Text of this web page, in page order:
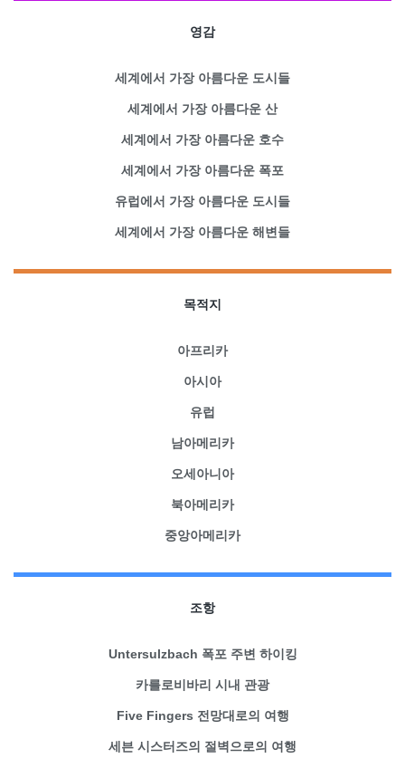
영감
세계에서 가장 아름다운 도시들
세계에서 가장 아름다운 산
세계에서 가장 아름다운 호수
세계에서 가장 아름다운 폭포
유럽에서 가장 아름다운 도시들
세계에서 가장 아름다운 해변들
목적지
아프리카
아시아
유럽
남아메리카
오세아니아
북아메리카
중앙아메리카
조항
Untersulzbach 폭포 주변 하이킹
카를로비바리 시내 관광
Five Fingers 전망대로의 여행
세븐 시스터즈의 절벽으로의 여행